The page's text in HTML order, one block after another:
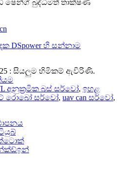
ෂෙන්ග් බුද්ධිමත් තාක්ෂණ
: සියලුම හිමිකම් ඇවිරිණි.
අනුක්‍රමික බස් සර්වෝ, ඉහළ
රොබෝ සර්වෝ, uav can සර්වෝ,